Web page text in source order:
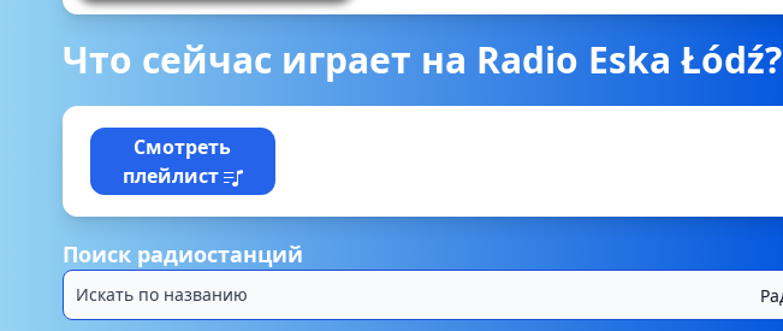
Что сейчас играет на Radio Eska Łódź?
Смотреть
плейлист
Поиск радиостанций